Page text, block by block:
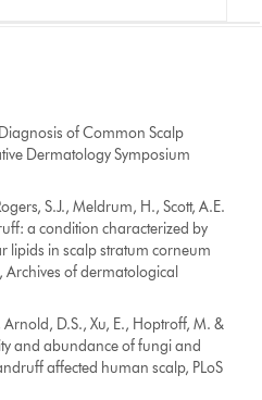
of Common Scalp
Dermatology Symposium
S.J., Meldrum, H., Scott, A.E.
a condition characterized by
lipids in scalp stratum corneum
of dermatological
D.S., Xu, E., Hoptroff, M. &
and abundance of fungi and
affected human scalp, PLoS